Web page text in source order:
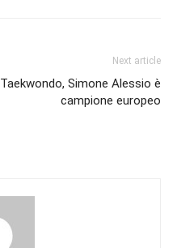
Next article
Taekwondo, Simone Alessio è
campione europeo